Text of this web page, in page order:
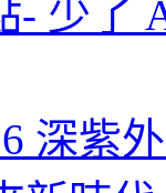
- 少
深紫